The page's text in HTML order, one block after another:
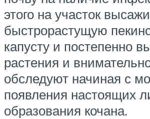
этого на участок
быстрорастущую
капусту и постепенно
растения и
обследуют начиная с
появления настоящих
образования кочана.